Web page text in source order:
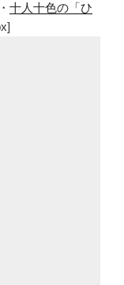
十人十色の「ひ